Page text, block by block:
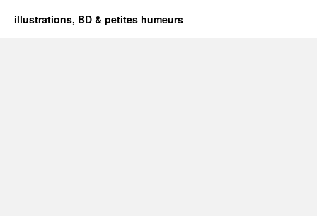
illustrations, BD & petites humeurs